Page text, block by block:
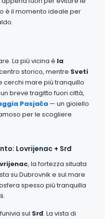
è il momento ideale per
La più vicina è la
storico, mentre Sveti
cerchi mare più tranquillo
breve tragitto fuori città,
Pasjača — un gioiello
per le scogliere
Lovrijenac + Srđ
, la fortezza situata
su Dubrovnik e sul mare
spesso più tranquilla
sul Srđ. La vista di